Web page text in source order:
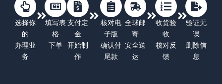
选择你
的
办理业
务
填写表
格
下单
支付定
金
开始制
作
核对电
子版
确认付
尾款
全球邮
寄
安全送
达
收货验
收
核对反
馈
验证无
误
删除信
息